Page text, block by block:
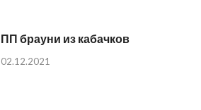
ПП брауни из кабачков
02.12.2021